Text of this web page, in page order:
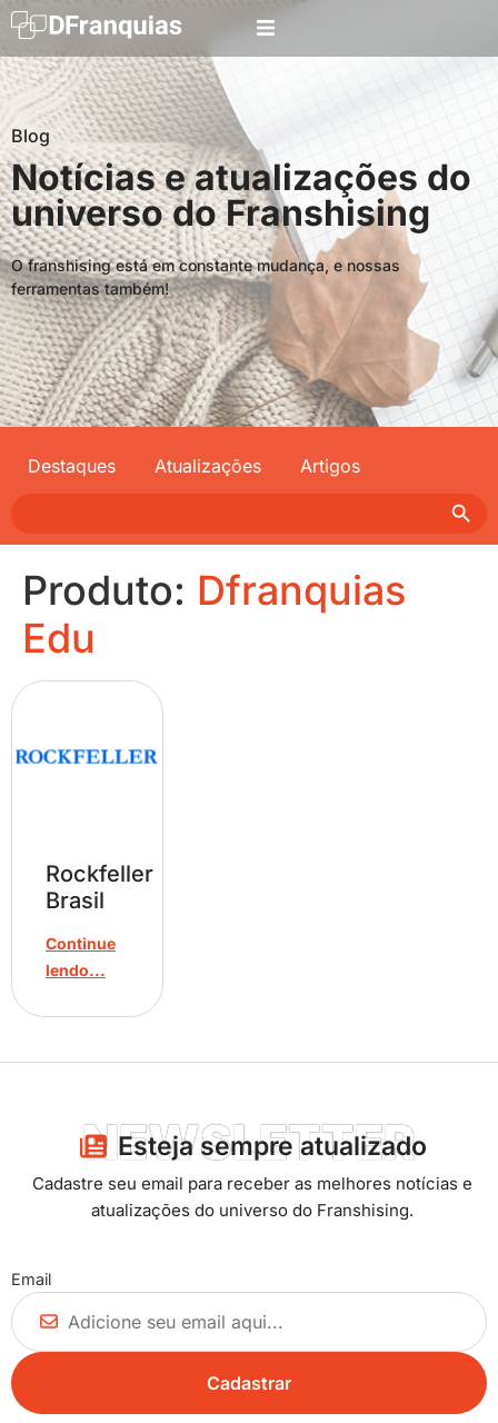
Blog
Notícias e atualizações do
universo do Franshising
O franshising está em constante mudança, e nossas
ferramentas também!
Destaques Atualizações
Artigos
Produto: Dfranquias
Edu
Rockfeller
Brasil
Continue
lendo...
NEWSLETTER
Esteja sempre atualizado​
Cadastre seu email para receber as melhores notícias e
atualizações do universo do Franshising.
Email